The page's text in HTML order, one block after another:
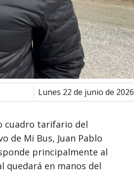
lunes 22 de junio de 2026
cuadro tarifario del
de Mi Bus, Juan Pablo
principalmente al
quedará en manos del